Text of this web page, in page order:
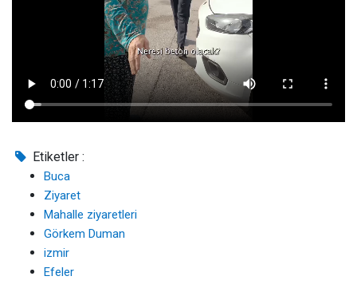
Etiketler :
Buca
Ziyaret
Mahalle ziyaretleri
Görkem Duman
izmir
Efeler